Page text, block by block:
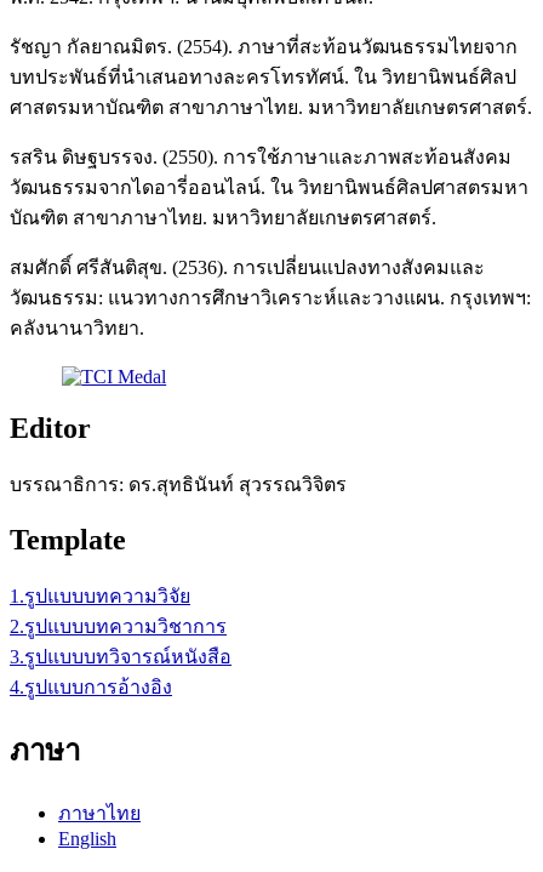
รัชญา กัลยาณมิตร. (2554). ภาษาที่สะท้อนวัฒนธรรมไทยจาก
บทประพันธ์ที่นำเสนอทางละครโทรทัศน์. ใน วิทยานิพนธ์ศิลป
ศาสตรมหาบัณฑิต สาขาภาษาไทย. มหาวิทยาลัยเกษตรศาสตร์.
รสริน ดิษฐบรรจง. (2550). การใช้ภาษาและภาพสะท้อนสังคม
วัฒนธรรมจากไดอารี่ออนไลน์. ใน วิทยานิพนธ์ศิลปศาสตรมหา
บัณฑิต สาขาภาษาไทย. มหาวิทยาลัยเกษตรศาสตร์.
สมศักดิ์ ศรีสันติสุข. (2536). การเปลี่ยนแปลงทางสังคมและ
วัฒนธรรม: แนวทางการศึกษาวิเคราะห์และวางแผน. กรุงเทพฯ:
คลังนานาวิทยา.
Editor
บรรณาธิการ: ดร.สุทธินันท์ สุวรรณวิจิตร
Template
1.รูปแบบบทความวิจัย
2.รูปแบบบทความวิชาการ
3.รูปแบบบทวิจารณ์หนังสือ
4.รูปแบบการอ้างอิง
ภาษา
ภาษาไทย
English